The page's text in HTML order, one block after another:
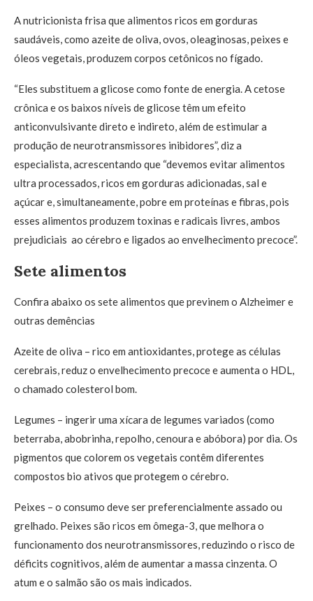
A nutricionista frisa que alimentos ricos em gorduras
saudáveis, como azeite de oliva, ovos, oleaginosas, peixes e
óleos vegetais, produzem corpos cetônicos no fígado.
“Eles substituem a glicose como fonte de energia. A cetose
crônica e os baixos níveis de glicose têm um efeito
anticonvulsivante direto e indireto, além de estimular a
produção de neurotransmissores inibidores”, diz a
especialista, acrescentando que “devemos evitar alimentos
ultra processados, ricos em gorduras adicionadas, sal e
açúcar e, simultaneamente, pobre em proteínas e fibras, pois
esses alimentos produzem toxinas e radicais livres, ambos
prejudiciais ao cérebro e ligados ao envelhecimento precoce”.
Sete alimentos
Confira abaixo os sete alimentos que previnem o Alzheimer e
outras demências
Azeite de oliva – rico em antioxidantes, protege as células
cerebrais, reduz o envelhecimento precoce e aumenta o HDL,
o chamado colesterol bom.
Legumes – ingerir uma xícara de legumes variados (como
beterraba, abobrinha, repolho, cenoura e abóbora) por dia. Os
pigmentos que colorem os vegetais contêm diferentes
compostos bio ativos que protegem o cérebro.
Peixes – o consumo deve ser preferencialmente assado ou
grelhado. Peixes são ricos em ômega-3, que melhora o
funcionamento dos neurotransmissores, reduzindo o risco de
déficits cognitivos, além de aumentar a massa cinzenta. O
atum e o salmão são os mais indicados.